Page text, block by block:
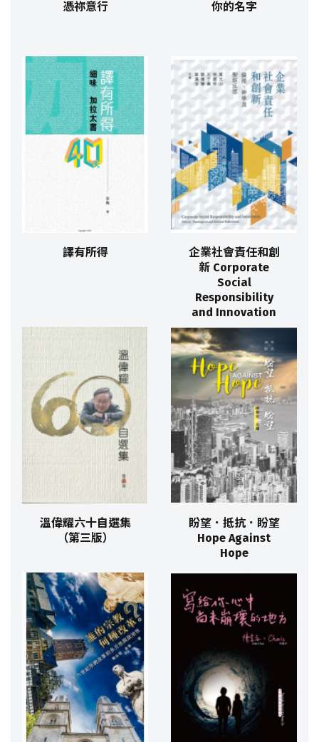
憑祢意行 你的名字
譯有所得
企業社會責任和創
新 Corporate
Social
Responsibility
and Innovation
溫偉耀六十自選集
（第三版）
盼望．抵抗．盼望
Hope Against
Hope